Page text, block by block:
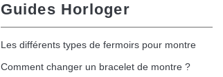
Guides Horloger
Les différents types de fermoirs pour montre
Comment changer un bracelet de montre ?